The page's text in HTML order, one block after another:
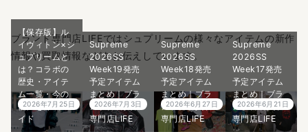
ブランド専門店LIFEではシュプリームの様々なアイテムの新作
情報や買取情報などをお伝えしています。
【保存版】ル
イヴィトン×シ
ュプリームと
は？コラボの
歴史・アイテ
ム一覧・今の
価値を徹底ガ
イド
2026年7月25日
Supreme
2026SS
Week19発売
予定アイテム
まとめ｜ブラ
ンド古着買取
専門店LIFE
2026年7月3日
Supreme
2026SS
Week18発売
予定アイテム
まとめ｜ブラ
ンド古着買取
専門店LIFE
2026年6月27日
Supreme
2026SS
Week17発売
予定アイテム
まとめ｜ブラ
ンド古着買取
専門店LIFE
2026年6月21日